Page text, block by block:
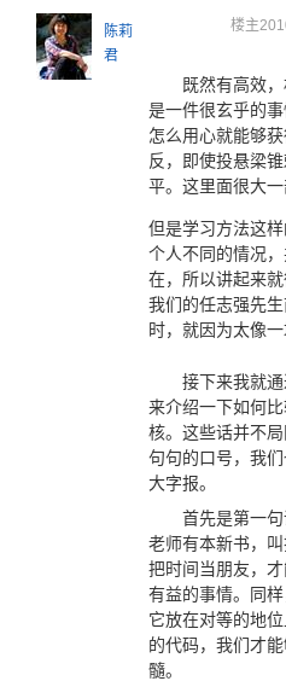
陈莉
君
楼主
既然有高效
是一件很玄乎的
怎么用心就能够
反，即使投悬梁
平。这里面很大一
但是学习方法这
个人不同的情况
在，所以讲起来
我们的任志强先
时，就因为太像
接下来我就
来介绍一下如何
核。这些话并不
句句的口号，我
大字报。
首先是第一
老师有本新书，
把时间当朋友，
有益的事情。同
它放在对等的地
的代码，我们才
髓。